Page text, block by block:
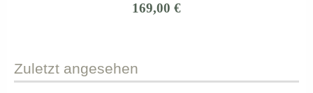
169,00 €
Zuletzt angesehen